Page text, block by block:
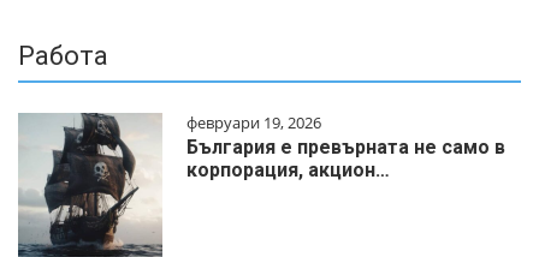
Работа
февруари 19, 2026
България е превърната не само в
корпорация, акцион…